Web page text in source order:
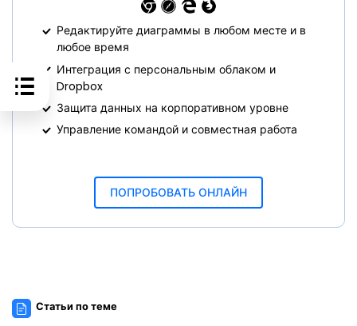
Редактируйте диаграммы в любом месте и в
любое время
Интеграция с персональным облаком и
Dropbox
Защита данных на корпоративном уровне
Управление командой и совместная работа
ПОПРОБОВАТЬ ОНЛАЙН
Статьи по теме